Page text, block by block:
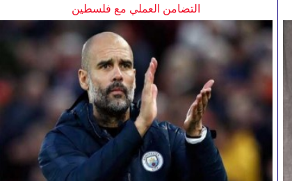
التضامن العملي مع فلسطين